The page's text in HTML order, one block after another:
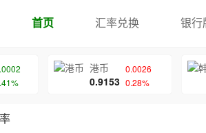
首页 汇率兑换 银行
港币
0.9153
0.0026
0.28%